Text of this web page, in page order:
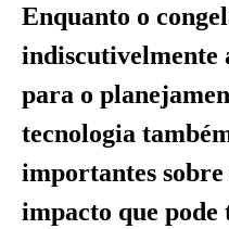
Enquanto o
indiscutivelmente
para o
tecnologia
importantes sobre
impacto que pode